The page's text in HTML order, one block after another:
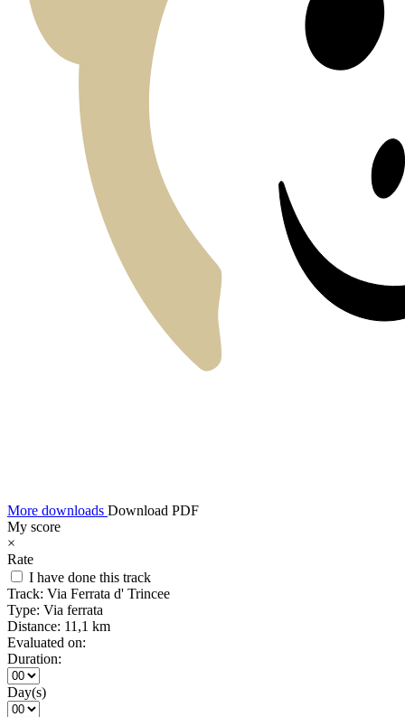
More downloads Download PDF
My score
×
Rate
I have done this track
Track: Via Ferrata d' Trincee
Type: Via ferrata
Distance: 11,1 km
Evaluated on:
Duration:
Day(s)